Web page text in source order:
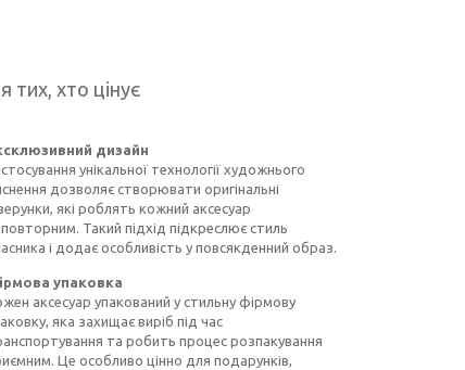
тих, хто цінує
дизайн
унікальної технології художнього
дозволяє створювати оригінальні
які роблять кожний аксесуар
Такий підхід підкреслює стиль
і додає особливість у повсякденний образ.
упаковка
аксесуар упакований у стильну фірмову
яка захищає виріб під час
та робить процес розпакування
Це особливо цінно для подарунків,